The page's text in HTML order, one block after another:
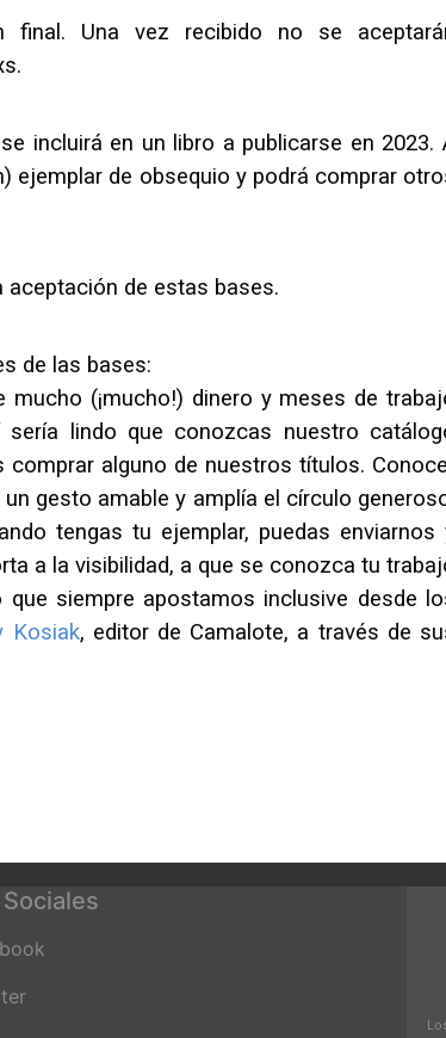
final. Una vez recibido no se
incluirá en un libro a publicarse en 2023.
ejemplar de obsequio y podrá comprar
aceptación de estas bases.
de las bases:
mucho (¡mucho!) dinero y meses de
lindo que conozcas nuestro
alguno de nuestros títulos.
gesto amable y amplía el círculo
tengas tu ejemplar, puedas enviarnos
a la visibilidad, a que se conozca tu
siempre apostamos inclusive desde
Kosiak, editor de Camalote, a través de